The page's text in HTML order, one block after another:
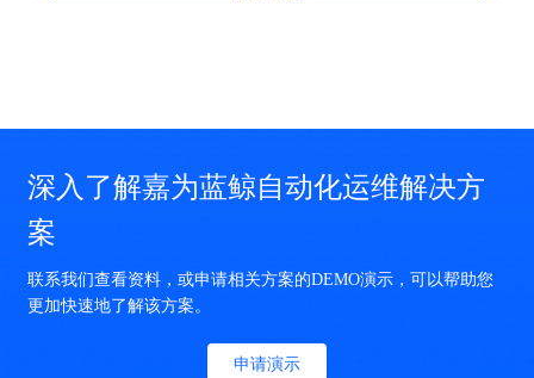
深入了解嘉为蓝鲸自动化运维解决方
案
联系我们查看资料，或申请相关方案的DEMO演示，可以帮助您
更加快速地了解该方案。
申请演示